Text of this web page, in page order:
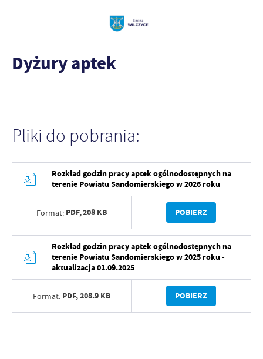
Dyżury aptek
Pliki do pobrania:
Rozkład godzin pracy aptek ogólnodostępnych na
terenie Powiatu Sandomierskiego w 2026 roku
Format: PDF,208 KB POBIERZ
Rozkład godzin pracy aptek ogólnodostępnych na
terenie Powiatu Sandomierskiego w 2025 roku -
aktualizacja 01.09.2025
Format: PDF,208.9 KB POBIERZ